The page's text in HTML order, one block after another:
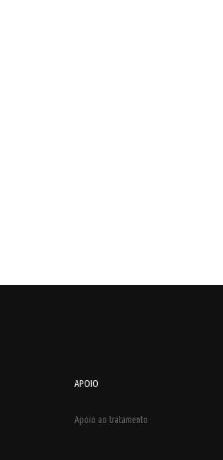
APOIO
Apoio ao tratamento